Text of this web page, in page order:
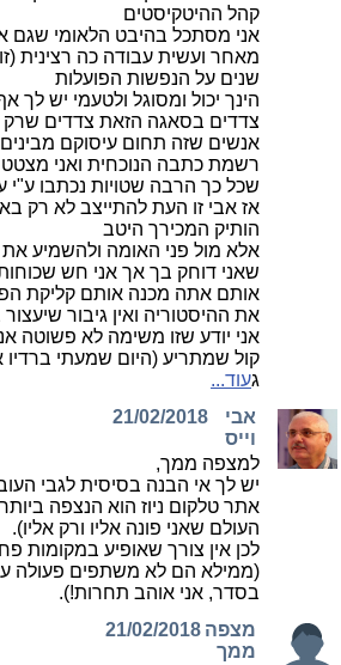
קהל ההיטקיסטים
אני מסתכל בהיבט הלאומי שגם
מאחר ועשית עבודה כה רצינית
שנים על הנפשות הפועלות
הינך יכול ומסוגל ולטעמי יש לך
צדדים בסאגה הזאת צדדים שרק
אנשים שזה תחום עיסוקם מבינים
רשמת כתבה הנוכחית ואני
שכל כך הרבה שטויות נכתבו ע"י
אז אבי זו העת להתייצב לא רק
הותיק המכירך היטב
אלא מול פני האומה ולהשמיע
שאני דוחק בך אך אני חש
אותם אתה מכנה אותם קליקת
את ההיסטוריה ואין גיבור
אני יודע שזו משימה לא פשוטה
קול שמתריע (היום שמעתי ברדיו
געוד...
אבי
וייס
21/02/2018
למצפה ממך,
יש לך אי הבנה בסיסית לגבי
אתר טלקום ניוז הוא הנצפה
העולם שאני פונה אליו ורק אליו).
לכן אין צורך שאופיע במקומות
(ממילא הם לא משתפים פעולה
בסדר, אני אוהב תחרות!).
מצפה
ממך
21/02/2018